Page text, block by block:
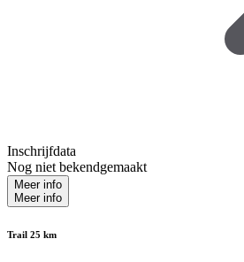
Inschrijfdata
Nog niet bekendgemaakt
Meer info
Meer info
Trail 25 km